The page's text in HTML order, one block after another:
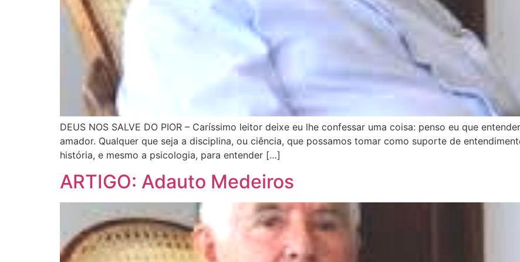
DEUS NOS SALVE DO PIOR – Caríssimo leitor deixe eu lhe confessar uma coisa: penso eu que
amador. Qualquer que seja a disciplina, ou ciência, que possamos tomar como suporte de
história, e mesmo a psicologia, para entender […]
ARTIGO: Adauto Medeiros